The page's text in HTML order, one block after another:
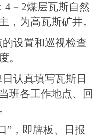
4－2煤层瓦斯自然
，为高瓦斯矿井。
设置和巡视检查
。
认真填写瓦斯日
班各工作地点、回
”，即牌板、日报